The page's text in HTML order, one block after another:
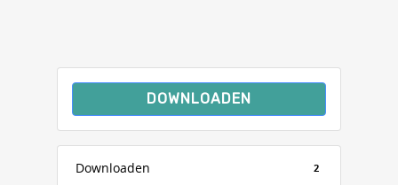
DOWNLOADEN
Downloaden 2